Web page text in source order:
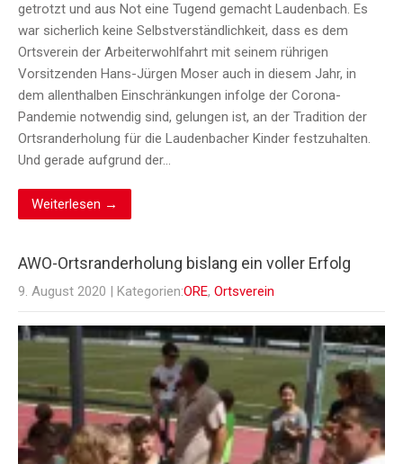
getrotzt und aus Not eine Tugend gemacht Laudenbach. Es
war sicherlich keine Selbstverständlichkeit, dass es dem
Ortsverein der Arbeiterwohlfahrt mit seinem rührigen
Vorsitzenden Hans-Jürgen Moser auch in diesem Jahr, in
dem allenthalben Einschränkungen infolge der Corona-
Pandemie notwendig sind, gelungen ist, an der Tradition der
Ortsranderholung für die Laudenbacher Kinder festzuhalten.
Und gerade aufgrund der…
Weiterlesen →
AWO-Ortsranderholung bislang ein voller Erfolg
9. August 2020 | Kategorien:ORE, Ortsverein